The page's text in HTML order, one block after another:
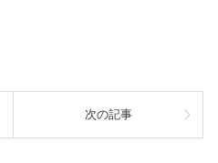
次の記事